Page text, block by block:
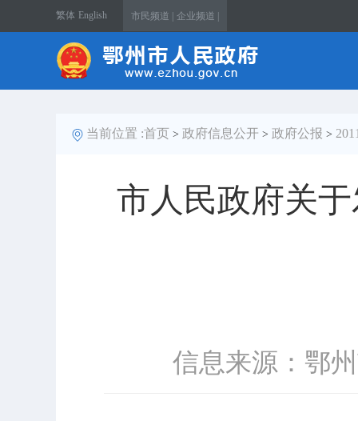
繁体 English 市民频道 | 企业频道 |
当前位置 :首页 > 政府信息公开 > 政府公报 >
市人民政府关
信息来源：鄂